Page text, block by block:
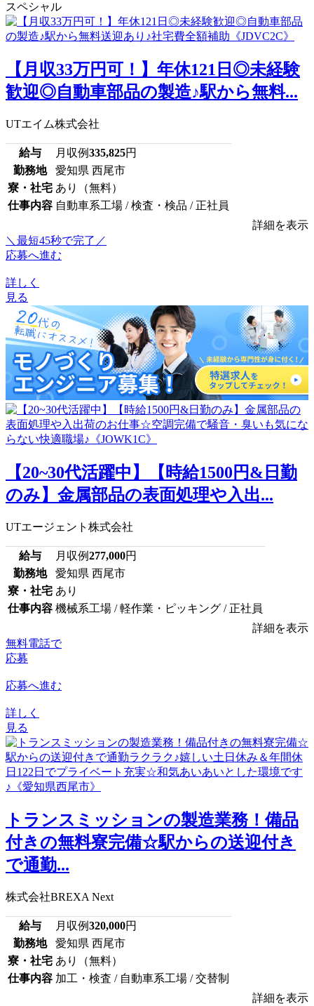
スペシャル
【月収33万円可！】年休121日◎未経験
歓迎◎自動車部品の製造♪駅から無料...
UTエイム株式会社
給与 月収例335,825円
勤務地
愛知県 西尾市
寮・社宅 あり（無料）
仕事内容 自動車系工場 / 検査・検品 / 正社員
詳細を表示
＼最短45秒で完了／
応募へ進む
詳しく
見る
【20~30代活躍中】【時給1500円&日勤
のみ】金属部品の表面処理や入出...
UTエージェント株式会社
給与 月収例277,000円
勤務地
愛知県 西尾市
寮・社宅 あり
仕事内容 機械系工場 / 軽作業・ピッキング / 正社員
詳細を表示
無料電話で
応募
応募へ進む
詳しく
見る
トランスミッションの製造業務！備品
付きの無料寮完備☆駅からの送迎付き
で通勤...
株式会社BREXA Next
給与 月収例320,000円
勤務地
愛知県 西尾市
寮・社宅 あり（無料）
仕事内容 加工・検査 / 自動車系工場 / 交替制
詳細を表示